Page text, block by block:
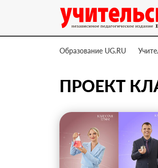
Образование UG.RU
ПРОЕКТ